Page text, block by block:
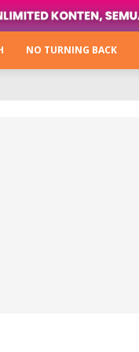
Hijabista
Next Level
NO TURNING BACK